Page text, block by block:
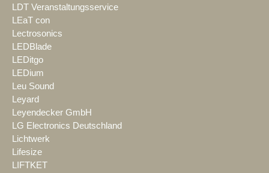
LDT Veranstaltungsservice
LEaT con
Lectrosonics
LEDBlade
LEDitgo
LEDium
Leu Sound
Leyard
Leyendecker GmbH
LG Electronics Deutschland
Lichtwerk
Lifesize
LIFTKET